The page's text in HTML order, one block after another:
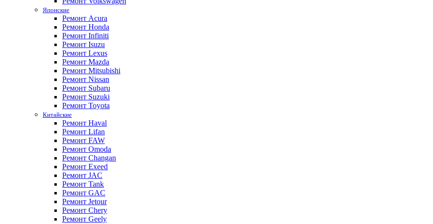
Японские
Ремонт Acura
Ремонт Honda
Ремонт Infiniti
Ремонт Isuzu
Ремонт Lexus
Ремонт Mazda
Ремонт Mitsubishi
Ремонт Nissan
Ремонт Subaru
Ремонт Suzuki
Ремонт Toyota
Китайские
Ремонт Haval
Ремонт Lifan
Ремонт FAW
Ремонт Omoda
Ремонт Changan
Ремонт Exeed
Ремонт JAC
Ремонт Tank
Ремонт GAC
Ремонт Jetour
Ремонт Chery
Ремонт Geely